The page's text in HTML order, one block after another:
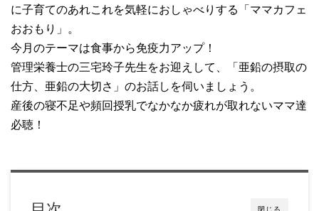
に子育てのあれこれを気軽におしゃべりする「ママカフェ
おおもり」。
今月のテーマは食事から免疫力アップ！
管理栄養士の三宅玲子先生をお迎えして、「亜鉛の摂取の
仕方、亜鉛の大切さ」のお話しを伺いましょう。
産後の寝不足や頻回授乳でなかなか疲れが取れないママ達
必聴！
閉じる